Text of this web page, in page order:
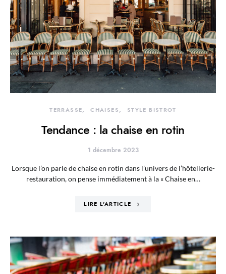
TERRASSE CHAISES STYLE BISTROT
Tendance : la chaise en rotin
1 décembre 2023
Lorsque l’on parle de chaise en rotin dans l’univers de l’hôtellerie-
restauration, on pense immédiatement à la « Chaise en…
LIRE L'ARTICLE